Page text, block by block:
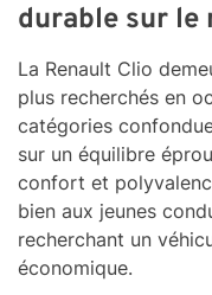
durable sur le
La Renault Clio
plus recherchés en
catégories
sur un équilibre
confort et
bien aux jeunes
recherchant un
économique.